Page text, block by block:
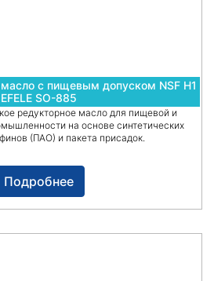
с пищевым допуском NSF H1
EFELE SO-885
редукторное масло для пищевой и
на основе синтетических
(ПАО) и пакета присадок.
Подробнее